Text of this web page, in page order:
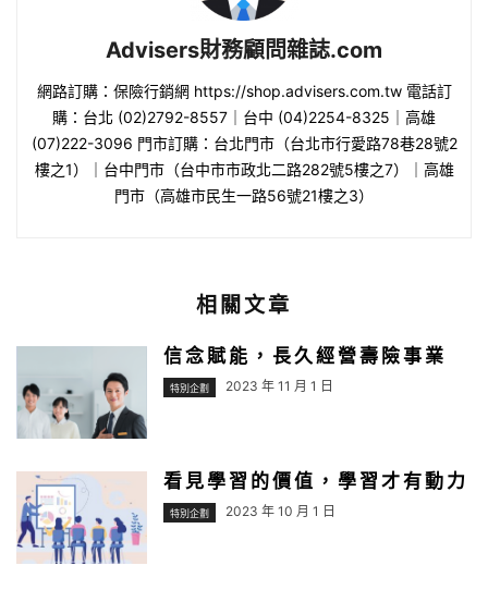
Advisers財務顧問雜誌.com
網路訂購：保險行銷網 https://shop.advisers.com.tw 電話訂
購：台北 (02)2792-8557｜台中 (04)2254-8325｜高雄
(07)222-3096 門市訂購：台北門市（台北市行愛路78巷28號2
樓之1）｜台中門市（台中市市政北二路282號5樓之7）｜高雄
門市（高雄市民生一路56號21樓之3）
相關文章
信念賦能，長久經營壽險事業
特別企劃 2023 年 11 月 1 日
看見學習的價值，學習才有動力
特別企劃 2023 年 10 月 1 日